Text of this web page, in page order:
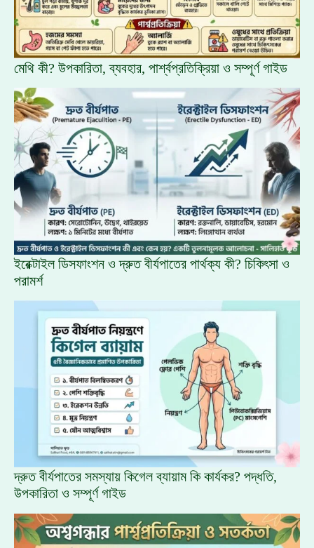
মেথি কী? উপকারিতা, ব্যবহার, পার্শ্বপ্রতিক্রিয়া ও সম্পূর্ণ গাইড
ইরেক্টাইল ডিসফাংশন ও দ্রুত বীর্যপাতের পার্থক্য কী? চিকিৎসা ও
পরামর্শ
দ্রুত বীর্যপাতের সমস্যায় কিগেল ব্যায়াম কি কার্যকর? পদ্ধতি,
উপকারিতা ও সম্পূর্ণ গাইড